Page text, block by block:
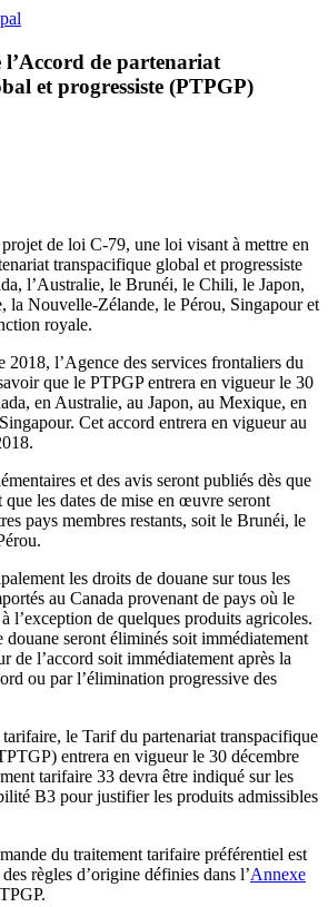
l’Accord de partenariat
et progressiste (PTPGP)
de loi C-79, une loi visant à mettre en
transpacifique global et progressiste
l’Australie, le Brunéi, le Chili, le Japon,
la Nouvelle-Zélande, le Pérou, Singapour et
royale.
2018, l’Agence des services frontaliers du
que le PTPGP entrera en vigueur le 30
en Australie, au Japon, au Mexique, en
Cet accord entrera en vigueur au
et des avis seront publiés dès que
les dates de mise en œuvre seront
pays membres restants, soit le Brunéi, le
les droits de douane sur tous les
au Canada provenant de pays où le
l’exception de quelques produits agricoles.
seront éliminés soit immédiatement
de l’accord soit immédiatement après la
ou par l’élimination progressive des
le Tarif du partenariat transpacifique
entrera en vigueur le 30 décembre
tarifaire 33 devra être indiqué sur les
B3 pour justifier les produits admissibles
du traitement tarifaire préférentiel est
règles d’origine définies dans l’Annexe